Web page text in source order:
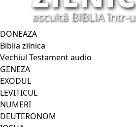
DONEAZA
Biblia zilnica
Vechiul Testament audio
GENEZA
EXODUL
LEVITICUL
NUMERI
DEUTERONOM